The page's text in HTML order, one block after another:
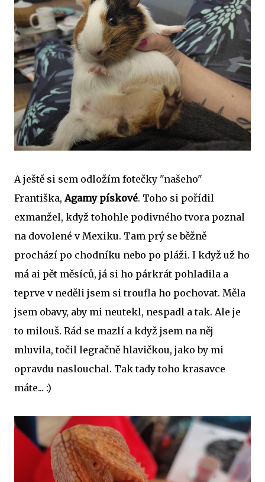
A ještě si sem odložím fotečky "našeho"
Františka,Agamy pískové. Toho si pořídil
exmanžel, když tohohle podivného tvora poznal
na dovolené v Mexiku. Tam prý se běžně
prochází po chodníku nebo po pláži. I když už ho
má ai pět měsíců, já si ho párkrát pohladila a
teprve v neděli jsem si troufla ho pochovat. Měla
jsem obavy, aby mi neutekl, nespadl a tak. Ale je
to milouš. Rád se mazlí a když jsem na něj
mluvila, točil legračně hlavičkou, jako by mi
opravdu naslouchal. Tak tady toho krasavce
máte... :)